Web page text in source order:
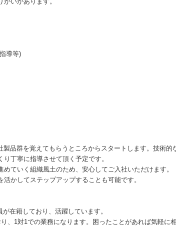
導等)
品群を覚えてもらうところからスタートします。技術的
丁寧に指導させて頂く予定です。
ていく組織風土のため、安心してご入社いただけます。
かしてステップアップすることも可能です。
在籍しており、活躍しています。
、1対1での業務になります。困ったことがあれば気軽に